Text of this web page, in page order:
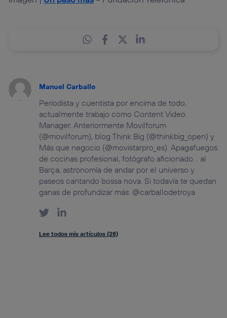
Manuel Carballo
Periodista y cuentista por encima de todo,
actualmente trabajo como Content Video
Manager. Anteriormente Movilforum
(@movilforum), blog Think Big (@thinkbig_open) y
Más que negocio (@movistarpro_es). Apagafuegos
de cocinas profesional, fotógrafo aficionado… al
Barça, astronomía de andar por el universo y
paseos cantando bossa nova. Si todavía te quedan
ganas de profundizar más: @carballodetroya
Lee todos mis artículos (28)